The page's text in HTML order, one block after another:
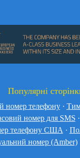
Популярні
номер телефону ·
номер для SMS ·
телефону США ·
номер (Amber)